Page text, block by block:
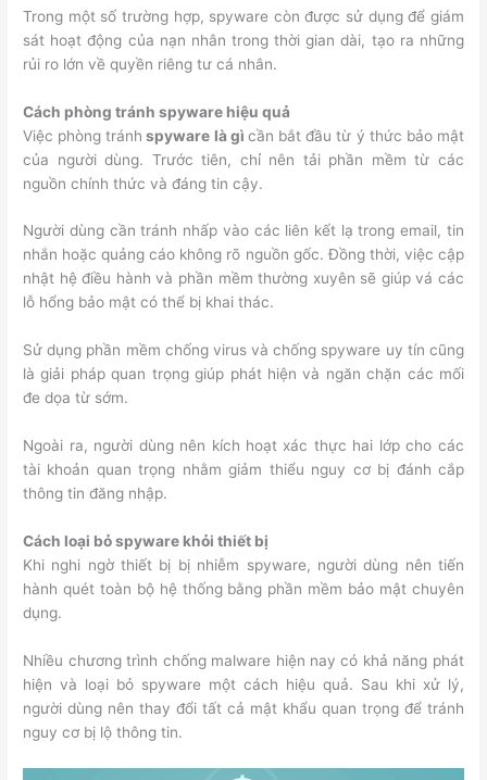
Trong một số trường hợp, spyware còn được sử dụng để giám
sát hoạt động của nạn nhân trong thời gian dài, tạo ra những
rủi ro lớn về quyền riêng tư cá nhân.
Cách phòng tránh spyware hiệu quả
Việc phòng tránh spyware là gì cần bắt đầu từ ý thức bảo mật
của người dùng. Trước tiên, chỉ nên tải phần mềm từ các
nguồn chính thức và đáng tin cậy.
Người dùng cần tránh nhấp vào các liên kết lạ trong email, tin
nhắn hoặc quảng cáo không rõ nguồn gốc. Đồng thời, việc cập
nhật hệ điều hành và phần mềm thường xuyên sẽ giúp vá các
lỗ hổng bảo mật có thể bị khai thác.
Sử dụng phần mềm chống virus và chống spyware uy tín cũng
là giải pháp quan trọng giúp phát hiện và ngăn chặn các mối
đe dọa từ sớm.
Ngoài ra, người dùng nên kích hoạt xác thực hai lớp cho các
tài khoản quan trọng nhằm giảm thiểu nguy cơ bị đánh cắp
thông tin đăng nhập.
Cách loại bỏ spyware khỏi thiết bị
Khi nghi ngờ thiết bị bị nhiễm spyware, người dùng nên tiến
hành quét toàn bộ hệ thống bằng phần mềm bảo mật chuyên
dụng.
Nhiều chương trình chống malware hiện nay có khả năng phát
hiện và loại bỏ spyware một cách hiệu quả. Sau khi xử lý,
người dùng nên thay đổi tất cả mật khẩu quan trọng để tránh
nguy cơ bị lộ thông tin.